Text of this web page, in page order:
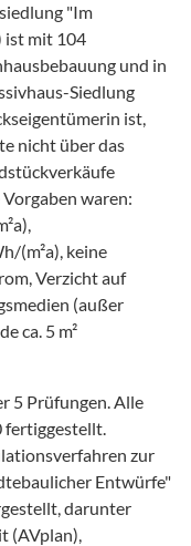
"Im
ist mit 104
und in
Siedlung
ist,
nicht über das
waren:
(m²a), keine
Verzicht auf
(außer
ca. 5 m²
5 Prüfungen. Alle
fertiggestellt.
zur
Entwürfe"
darunter
(AVplan),